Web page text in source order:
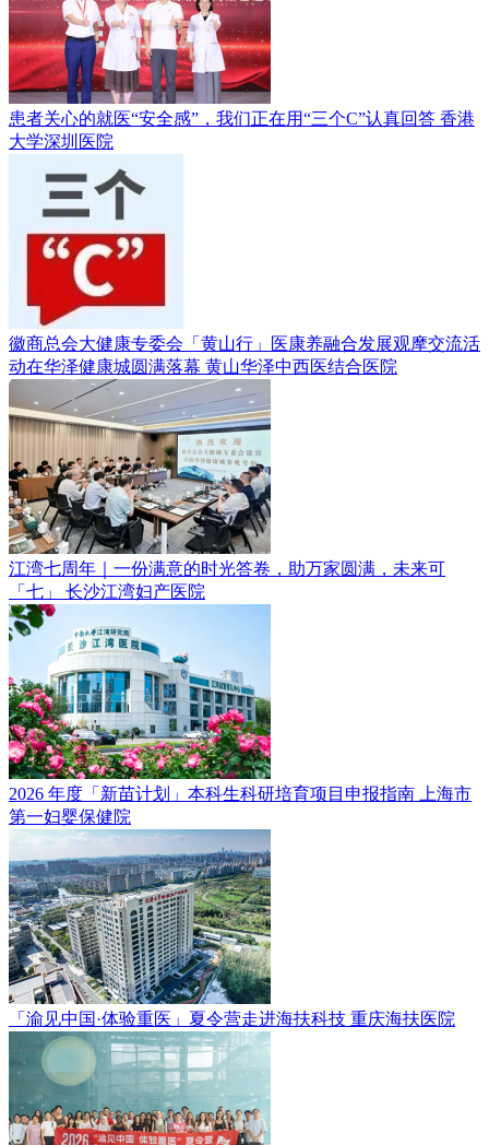
患者关心的就医“安全感”，我们正在用“三个C”认真回答 香港
大学深圳医院
徽商总会大健康专委会「黄山行」医康养融合发展观摩交流活
动在华泽健康城圆满落幕 黄山华泽中西医结合医院
江湾七周年｜一份满意的时光答卷，助万家圆满，未来可
「七」 长沙江湾妇产医院
2026 年度「新苗计划」本科生科研培育项目申报指南
上海市
第一妇婴保健院
「渝见中国·体验重医」夏令营走进海扶科技 重庆海扶医院